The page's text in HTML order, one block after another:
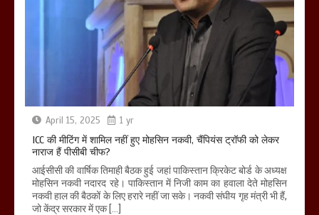
April 15, 2025 1 yr
ICC की मीटिंग में शामिल नहीं हुए मोहसिन नकवी, चैंपियंस ट्रॉफी को लेकर
नाराज हैं पीसीबी चीफ?
आईसीसी की वार्षिक तिमाही बैठक हुई जहां पाकिस्तान क्रिकेट बोर्ड के अध्यक्ष
मोहसिन नकवी नदारद रहे। पाकिस्तान में निजी काम का हवाला देते मोहसिन
नकवी हाल की बैठकों के लिए हरारे नहीं जा सके। नकवी संघीय गृह मंत्री भी हैं,
जो केंद्र सरकार में एक […]